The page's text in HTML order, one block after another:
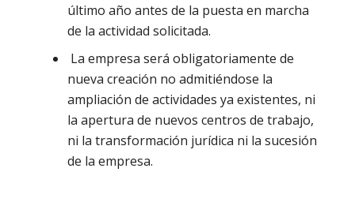
último año antes de la puesta en marcha
de la actividad solicitada.
La empresa será obligatoriamente de
nueva creación no admitiéndose la
ampliación de actividades ya existentes, ni
la apertura de nuevos centros de trabajo,
ni la transformación jurídica ni la sucesión
de la empresa.